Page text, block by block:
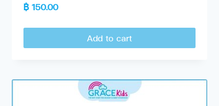
฿ 150.00
Add to cart